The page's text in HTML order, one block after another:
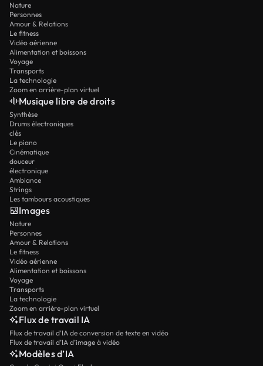
Nature
Personnes
Amour & Relations
Le fitness
Vidéo aérienne
Alimentation et boissons
Voyage
Transports
La technologie
Zoom en arrière-plan virtuel
Musique libre de droits
Synthèse
Drums électroniques
clés
Le piano
Cinématique
douceur
électronique
Ambiance
Strings
Les tambours acoustiques
Images
Nature
Personnes
Amour & Relations
Le fitness
Vidéo aérienne
Alimentation et boissons
Voyage
Transports
La technologie
Zoom en arrière-plan virtuel
Flux de travail IA
Flux de travail d’IA de conversion de texte en vidéo
Flux de travail d’IA d’image à vidéo
Modèles d’IA